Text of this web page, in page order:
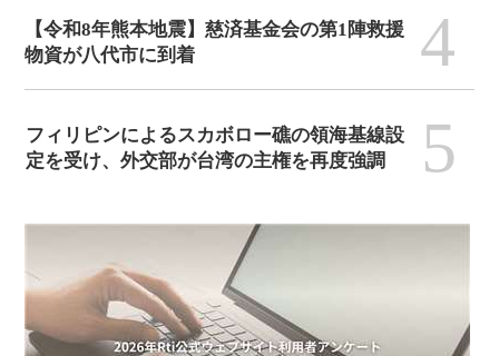
【令和8年熊本地震】慈済基金会の第1陣救援
物資が八代市に到着
4
フィリピンによるスカボロー礁の領海基線設
定を受け、外交部が台湾の主権を再度強調
5